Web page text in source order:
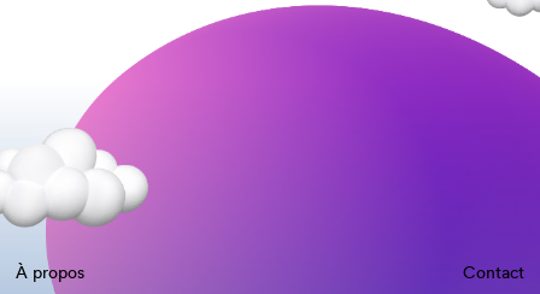
À propos
Contact